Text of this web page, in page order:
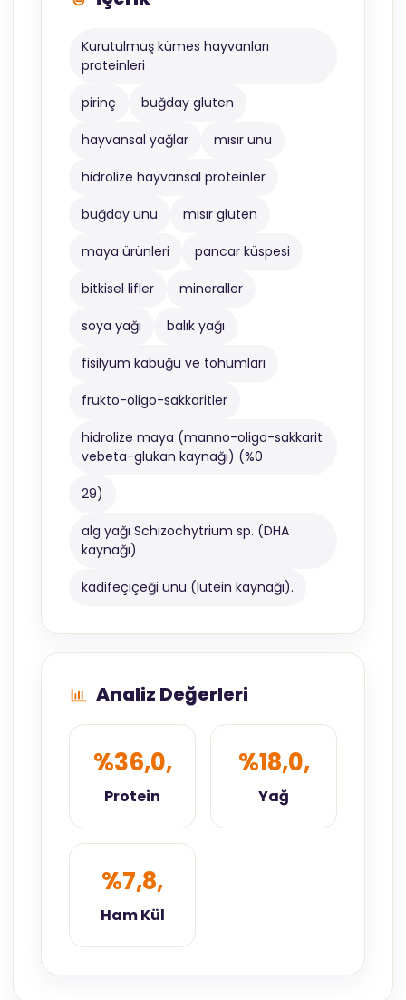
Kurutulmuş kümes hayvanları
proteinleri
pirinç buğday gluten
hayvansal yağlar mısır unu
hidrolize hayvansal proteinler
buğday unu mısır gluten
maya ürünleri pancar küspesi
bitkisel lifler mineraller
soya yağı balık yağı
fisilyum kabuğu ve tohumları
frukto-oligo-sakkaritler
hidrolize maya (manno-oligo-sakkarit
vebeta-glukan kaynağı) (%0
29)
alg yağı Schizochytrium sp. (DHA
kaynağı)
kadifeçiçeği unu (lutein kaynağı).
Analiz Değerleri
%36,0,
Protein
%18,0,
Yağ
%7,8,
Ham Kül